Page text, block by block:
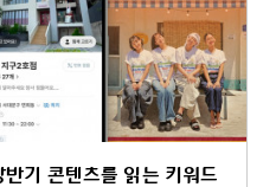
기 콘텐츠를 읽는 키워드